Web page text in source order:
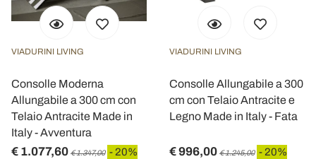
VIADURINI LIVING
Consolle Moderna
Allungabile a 300 cm con
Telaio Antracite Made in
Italy - Avventura
€ 1.077,60 € 1.347,00 - 20%
VIADURINI LIVING
Consolle Allungabile a 300
cm con Telaio Antracite e
Legno Made in Italy - Fata
€ 996,00 € 1.245,00 - 20%